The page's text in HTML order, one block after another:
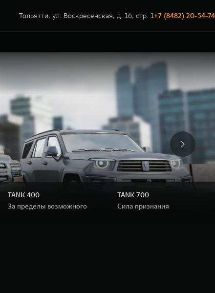
Тольятти, ул. Воскресенская, д. 16, стр. 1+7 (8482) 20-54-74
TANK 400
За пределы возможного
TANK 700
Сила признания